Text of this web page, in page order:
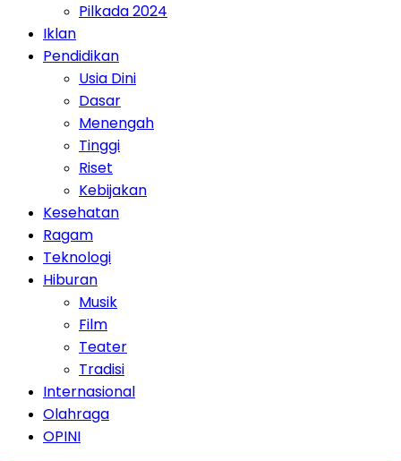
Pilkada 2024
Iklan
Pendidikan
Usia Dini
Dasar
Menengah
Tinggi
Riset
Kebijakan
Kesehatan
Ragam
Teknologi
Hiburan
Musik
Film
Teater
Tradisi
Internasional
Olahraga
OPINI